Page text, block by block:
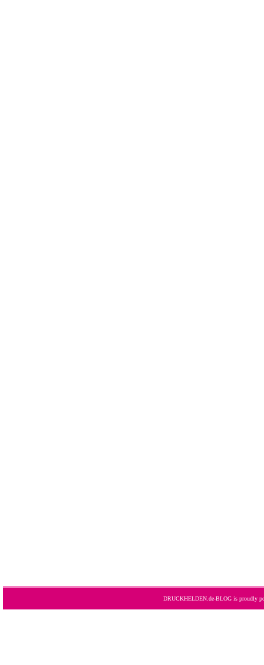
DRUCKHELDEN.de-BLOG is proudly